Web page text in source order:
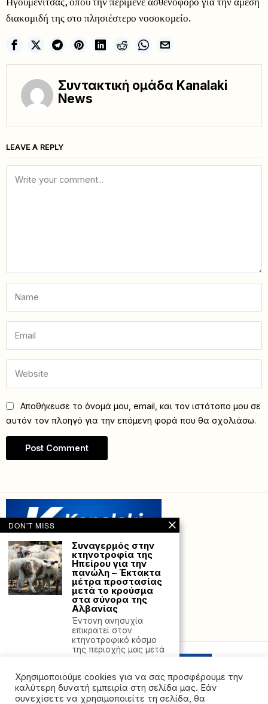
διακομιδή της στο πλησιέστερο νοσοκομείο.
Συντακτική ομάδα Kanalaki
News
LEAVE A REPLY
Αποθήκευσε το όνομά μου, email, και τον ιστότοπο μου σε
αυτόν τον πλοηγό για την επόμενη φορά που θα σχολιάσω.
by Hostville”)
Χρησιμοποιούμε cookies για να σας προσφέρουμε την
καλύτερη δυνατή εμπειρία στη σελίδα μας. Εάν
συνεχίσετε να χρησιμοποιείτε τη σελίδα, θα
DON'T MISS
Συναγερμός στην
κτηνοτροφία της
Ηπείρου για την
πανώλη – Έκτακτα
μέτρα προστασίας
μετά το κρούσμα
στα σύνορα της
Αλβανίας
Έντονη ανησυχία
επικρατεί στον
κτηνοτροφικό κόσμο
της περιοχής μας μετά
στοιχεία για την
ενδοοικογενειακή
βία – Νέο